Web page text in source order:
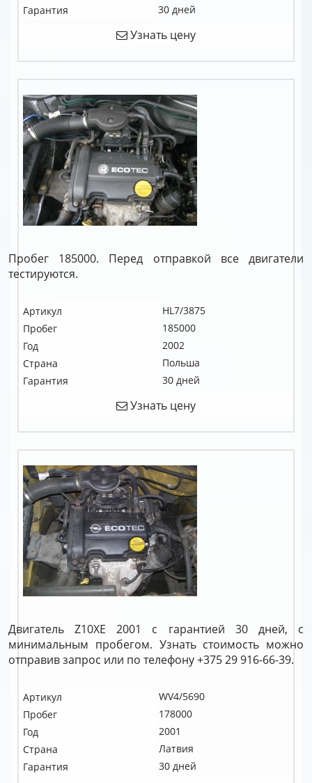
Гарантия
30 дней
Узнать цену
Пробег 185000. Перед отправкой все двигатели
тестируются.
Артикул
HL7/3875
Пробег
185000
Год
2002
Страна
Польша
Гарантия
30 дней
Узнать цену
Двигатель Z10XE 2001 с гарантией 30 дней, с
минимальным пробегом. Узнать стоимость можно
отправив запрос или по телефону +375 29 916-66-39.
Артикул
WV4/5690
Пробег
178000
Год
2001
Страна
Латвия
Гарантия
30 дней